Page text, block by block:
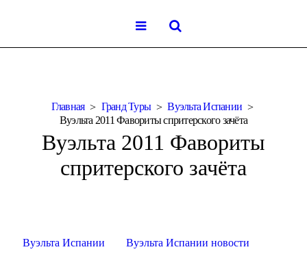
Главная Гранд Туры
Вуэльта Испании
Вуэльта 2011 Фавориты спритерского зачёта
Вуэльта 2011 Фавориты
спритерского зачёта
Вуэльта Испании Вуэльта Испании новости